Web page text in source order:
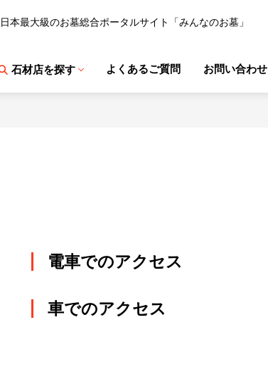
日本最大級のお墓総合ポータルサイト「みんなのお墓」
石材店を探す よくあるご質問 お問い合わせ
電車でのアクセス
車でのアクセス